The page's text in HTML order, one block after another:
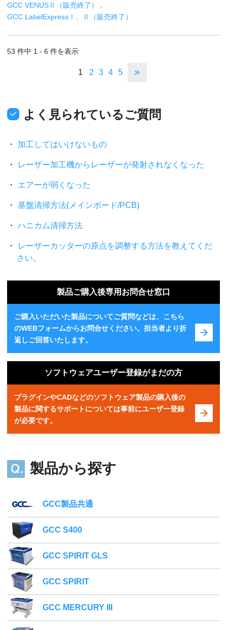
GCC VENUSⅡ（販売終了）
GCC LabelExpressⅠ、Ⅱ（販売終了）
53 件中 1 - 6 件を表示
1 2 3 4 5 »
よく見られているご質問
加工してはいけないもの
レーザー加工機からレーザーが発射されなくなった
エアーが弱くなった
基盤清掃方法(メインボード/PCB)
ハニカム清掃方法
レーザーカッターの原点を調整する方法を教えてくだ
さい。
製品ご購入後専用お問合せ窓口
ご購入いただいた製品についてご質問などは、こちら
のWEBフォームからお問合せください。担当者より折
返しご回答いたします。
ソフトウェアユーザー登録がまだの方
プラグインやCADなどのソフトウェア製品の購入後の
製品に関するサポートについては事前にユーザー登録
が必要です。
製品から探す
GCC製品共通
GCC S400
GCC SPIRIT GLS
GCC SPIRIT
GCC MERCURY III